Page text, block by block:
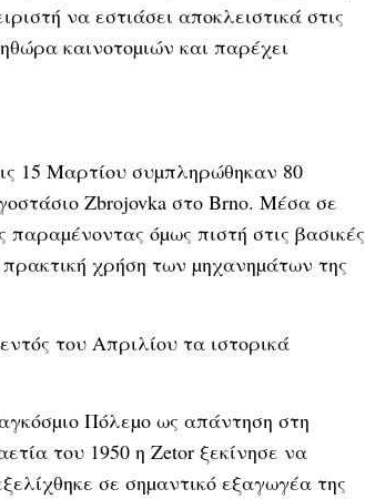
να εστιάσει αποκλειστικά στις
καινοτοµιών και παρέχει
15 Μαρτίου συµπληρώθηκαν 80
Zbrojovka στο Brno. Μέσα σε
παραµένοντας όµως πιστή στις βασικές
χρήση των µηχανηµάτων της
του Απριλίου τα ιστορικά
Πόλεµο ως απάντηση στη
του 1950 η Zetor ξεκίνησε να
σε σηµαντικό εξαγωγέα της